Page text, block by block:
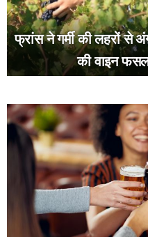
फ्रांस ने गर्मी की लहरों से
की वाइन